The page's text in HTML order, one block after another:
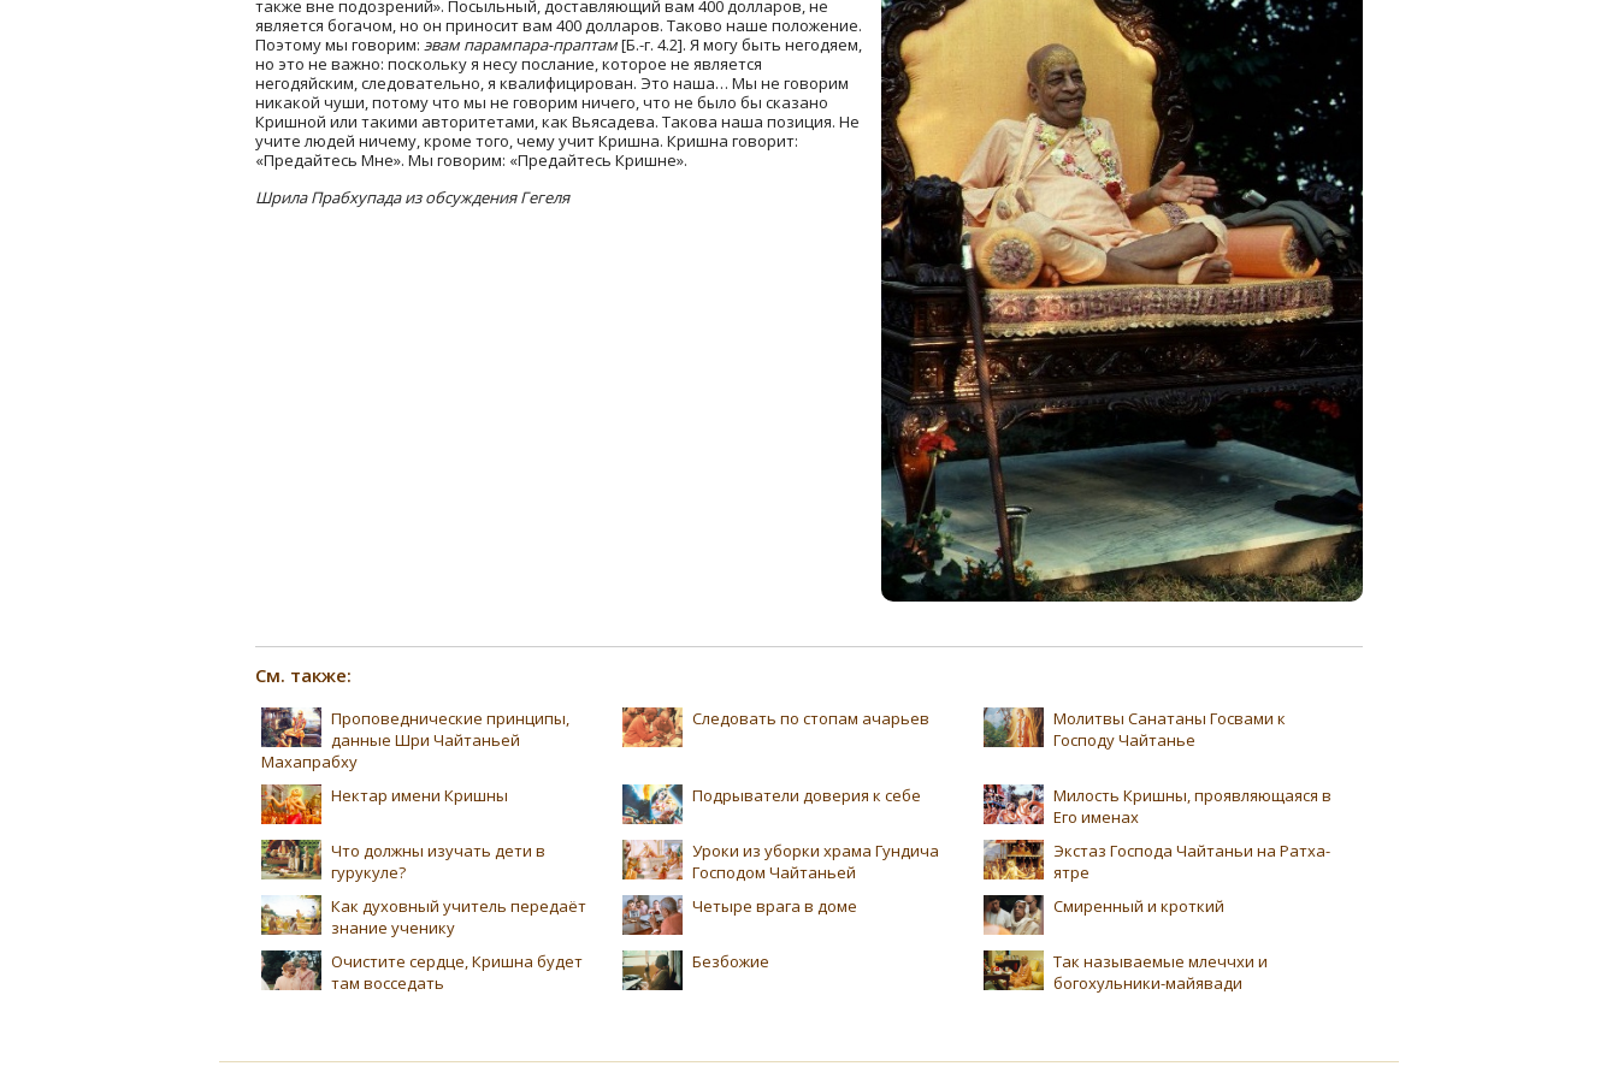
также вне подозрений». Посыльный, доставляющий вам 400 долларов, не
является богачом, но он приносит вам 400 долларов. Таково наше положение.
Поэтому мы говорим: эвам парампара-праптам[Б.-г. 4.2]. Я могу быть негодяем,
но это не важно: поскольку я несу послание, которое не является
негодяйским, следовательно, я квалифицирован. Это наша… Мы не говорим
никакой чуши, потому что мы не говорим ничего, что не было бы сказано
Кришной или такими авторитетами, как Вьясадева. Такова наша позиция. Не
учите людей ничему, кроме того, чему учит Кришна. Кришна говорит:
«Предайтесь Мне». Мы говорим: «Предайтесь Кришне».
Шрила Прабхупада из обсуждения Гегеля
См. также:
Проповеднические принципы,
данные Шри Чайтаньей
Махапрабху
Следовать по стопам ачарьев
Молитвы Санатаны Госвами к
Господу Чайтанье
Нектар имени Кришны Подрыватели доверия к себе
Милость Кришны, проявляющаяся в
Его именах
Что должны изучать дети в
гурукуле?
Уроки из уборки храма Гундича
Господом Чайтаньей
Экстаз Господа Чайтаньи на Ратха-
ятре
Как духовный учитель передаёт
знание ученику
Четыре врага в доме Смиренный и кроткий
Очистите сердце, Кришна будет
там восседать
Безбожие
Так называемые млеччхи и
богохульники-майявади